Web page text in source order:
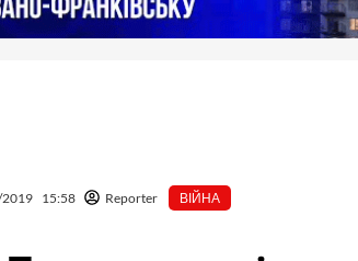
15:58 Reporter ВІЙНА